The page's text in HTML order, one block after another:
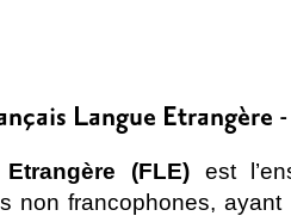
Langue Etrangère
(FLE) est
non francophones, ayant